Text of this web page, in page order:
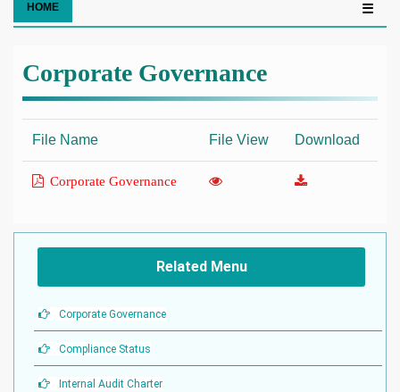
HOME ☰
Corporate Governance
File Name File View Download
Corporate Governance
Related Menu
Corporate Governance
Compliance Status
Internal Audit Charter